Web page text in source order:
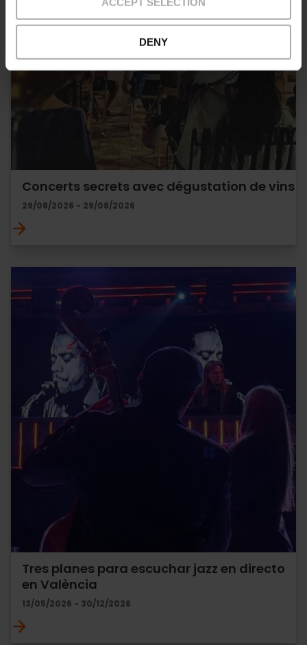
DENY
Concerts secrets avec dégustation de vins
29/08/2026 - 29/08/2026
Tres planes para escuchar jazz en directo
en València
13/05/2026 - 30/12/2026